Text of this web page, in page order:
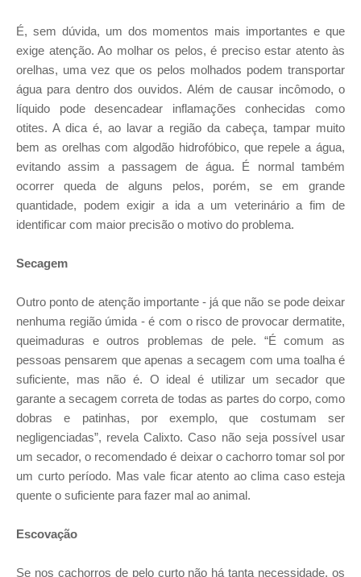
É, sem dúvida, um dos momentos mais importantes e que
exige atenção. Ao molhar os pelos, é preciso estar atento às
orelhas, uma vez que os pelos molhados podem transportar
água para dentro dos ouvidos. Além de causar incômodo, o
líquido pode desencadear inflamações conhecidas como
otites. A dica é, ao lavar a região da cabeça, tampar muito
bem as orelhas com algodão hidrofóbico, que repele a água,
evitando assim a passagem de água. É normal também
ocorrer queda de alguns pelos, porém, se em grande
quantidade, podem exigir a ida a um veterinário a fim de
identificar com maior precisão o motivo do problema.
Secagem
Outro ponto de atenção importante - já que não se pode deixar
nenhuma região úmida - é com o risco de provocar dermatite,
queimaduras e outros problemas de pele. “É comum as
pessoas pensarem que apenas a secagem com uma toalha é
suficiente, mas não é. O ideal é utilizar um secador que
garante a secagem correta de todas as partes do corpo, como
dobras e patinhas, por exemplo, que costumam ser
negligenciadas”, revela Calixto. Caso não seja possível usar
um secador, o recomendado é deixar o cachorro tomar sol por
um curto período. Mas vale ficar atento ao clima caso esteja
quente o suficiente para fazer mal ao animal.
Escovação
Se nos cachorros de pelo curto não há tanta necessidade, os